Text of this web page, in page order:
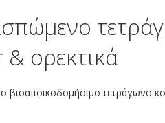
ορεκτικά
βιοαποικοδομήσιμο τετράγωνο